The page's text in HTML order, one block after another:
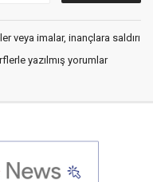
veya imalar, inançlara saldırı
yazılmış yorumlar